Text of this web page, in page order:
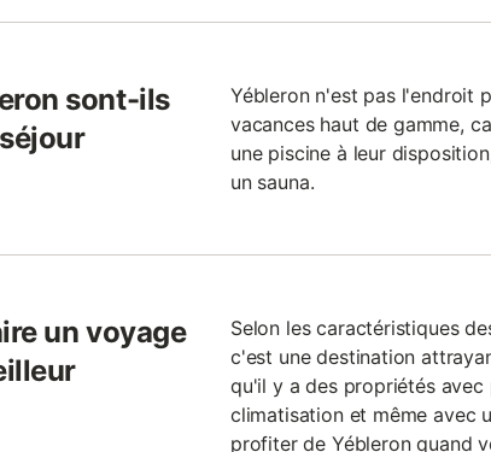
sont-ils
Yébleron n'est pas l'endroit
vacances haut de gamme,
une piscine à leur
un sauna.
un voyage
Selon les caractéristiques
c'est une destination
qu'il y a des propriétés avec
climatisation et même avec
profiter de Yébleron quand